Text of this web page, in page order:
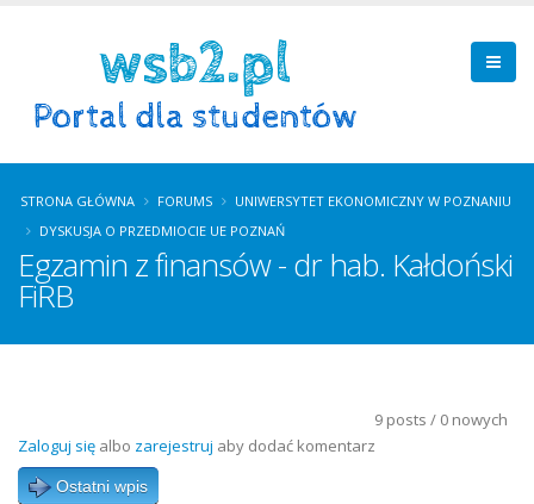
STRONA GŁÓWNA FORUMS
UNIWERSYTET EKONOMICZNY W POZNANIU
DYSKUSJA O PRZEDMIOCIE UE POZNAŃ
Egzamin z finansów - dr hab. Kałdoński
FiRB
9 posts / 0 nowych
Zaloguj się albo zarejestruj aby dodać komentarz
Ostatni wpis